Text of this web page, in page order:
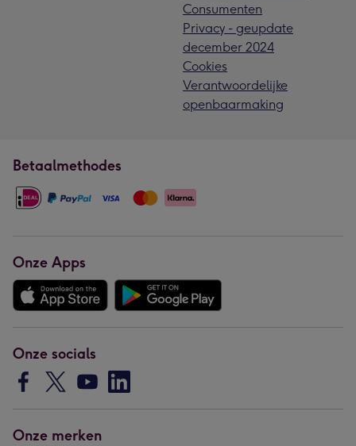
Consumenten
Privacy - geupdate
december 2024
Cookies
Verantwoordelijke
openbaarmaking
Betaalmethodes
Onze Apps
Onze socials
Onze merken